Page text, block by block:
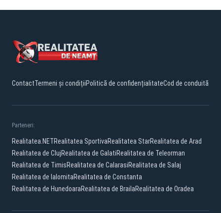
ContactTermeni și condițiiPolitică de confidențialitateCod de conduită
Parteneri:
Realitatea.NETRealitatea SportivaRealitatea StarRealitatea de Arad
Realitatea de ClujRealitatea de GalatiRealitatea de Teleorman
Realitatea de TimisRealitatea de CalarasiRealitatea de Salaj
Realitatea de IalomitaRealitatea de Constanta
Realitatea de HunedoaraRealitatea de BrailaRealitatea de Oradea